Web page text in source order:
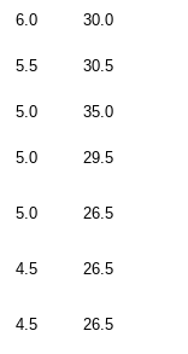
6.0 30.0
5.5 30.5
5.0 35.0
5.0 29.5
5.0 26.5
4.5 26.5
4.5 26.5